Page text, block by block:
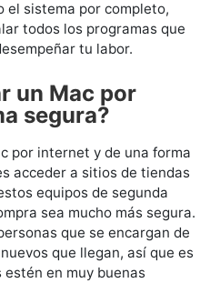
el sistema por completo,
todos los programas que
tu labor.
un Mac por
segura?
por internet y de una forma
acceder a sitios de tiendas
equipos de segunda
sea mucho más segura.
que se encargan de
que llegan, así que es
en muy buenas